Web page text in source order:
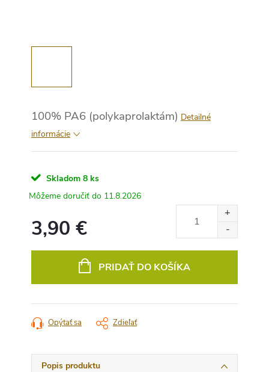
100% PA6 (polykaprolaktám) Detailné
informácie
Skladom 8 ks
11.8.2026
3,90 €
PRIDAŤ DO KOŠÍKA
Opýtať sa Zdieľať
Popis produktu